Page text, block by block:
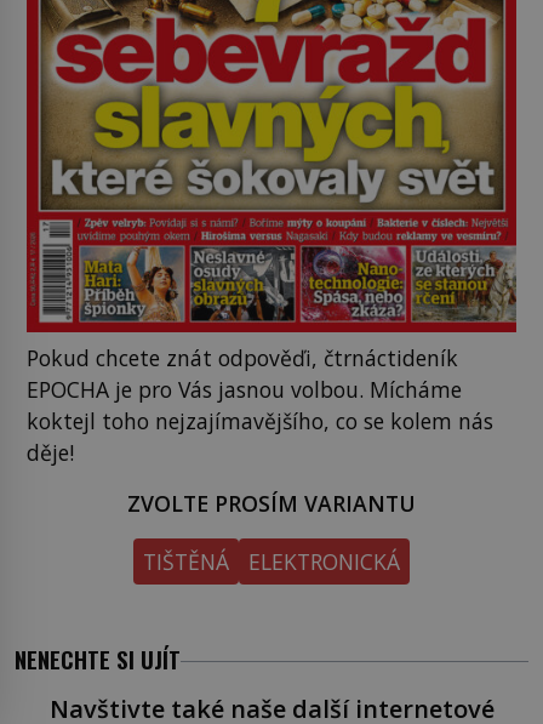
Pokud chcete znát odpověďi, čtrnáctideník
EPOCHA je pro Vás jasnou volbou. Mícháme
koktejl toho nejzajímavějšího, co se kolem nás
děje!
ZVOLTE PROSÍM VARIANTU
TIŠTĚNÁ
ELEKTRONICKÁ
NENECHTE SI UJÍT
Navštivte také naše další internetové